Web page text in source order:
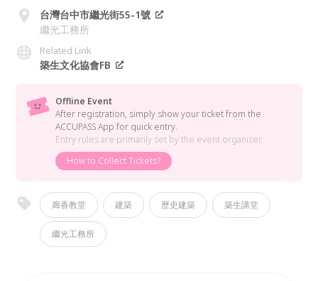
台灣台中市繼光街55-1號
繼光工務所
Related Link
築生文化協會FB
Offline Event
After registration, simply show your ticket from the
ACCUPASS App for quick entry.
Entry rules are primarily set by the event organizer.
How to Collect Tickets?
廊香教堂 建築 歷史建築 築生講堂
繼光工務所